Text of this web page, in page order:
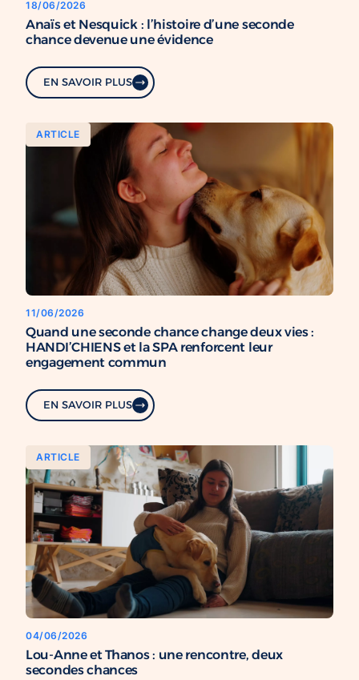
18/06/2026
Anaïs et Nesquick : l’histoire d’une seconde
chance devenue une évidence
EN SAVOIR PLUS
ARTICLE
11/06/2026
Quand une seconde chance change deux vies :
HANDI’CHIENS et la SPA renforcent leur
engagement commun
EN SAVOIR PLUS
ARTICLE
04/06/2026
Lou-Anne et Thanos : une rencontre, deux
secondes chances